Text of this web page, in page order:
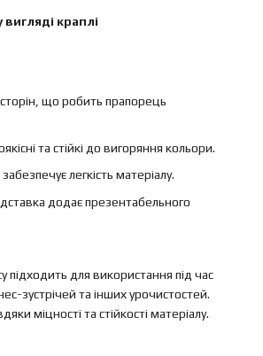
краплі
що робить прапорець
та стійкі до вигоряння кольори.
легкість матеріалу.
додає презентабельного
підходить для використання під час
зустрічей та інших урочистостей.
міцності та стійкості матеріалу.